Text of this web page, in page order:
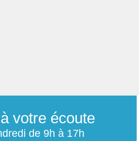
votre écoute
de 9h à 17h